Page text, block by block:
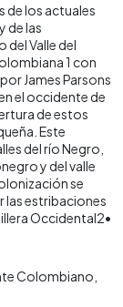
de los actuales
de las
Valle del
1 con
James Parsons
el occidente de
de estos
Este
del río Negro,
y del valle
se
las estribaciones
Occidental2•
Colombiano